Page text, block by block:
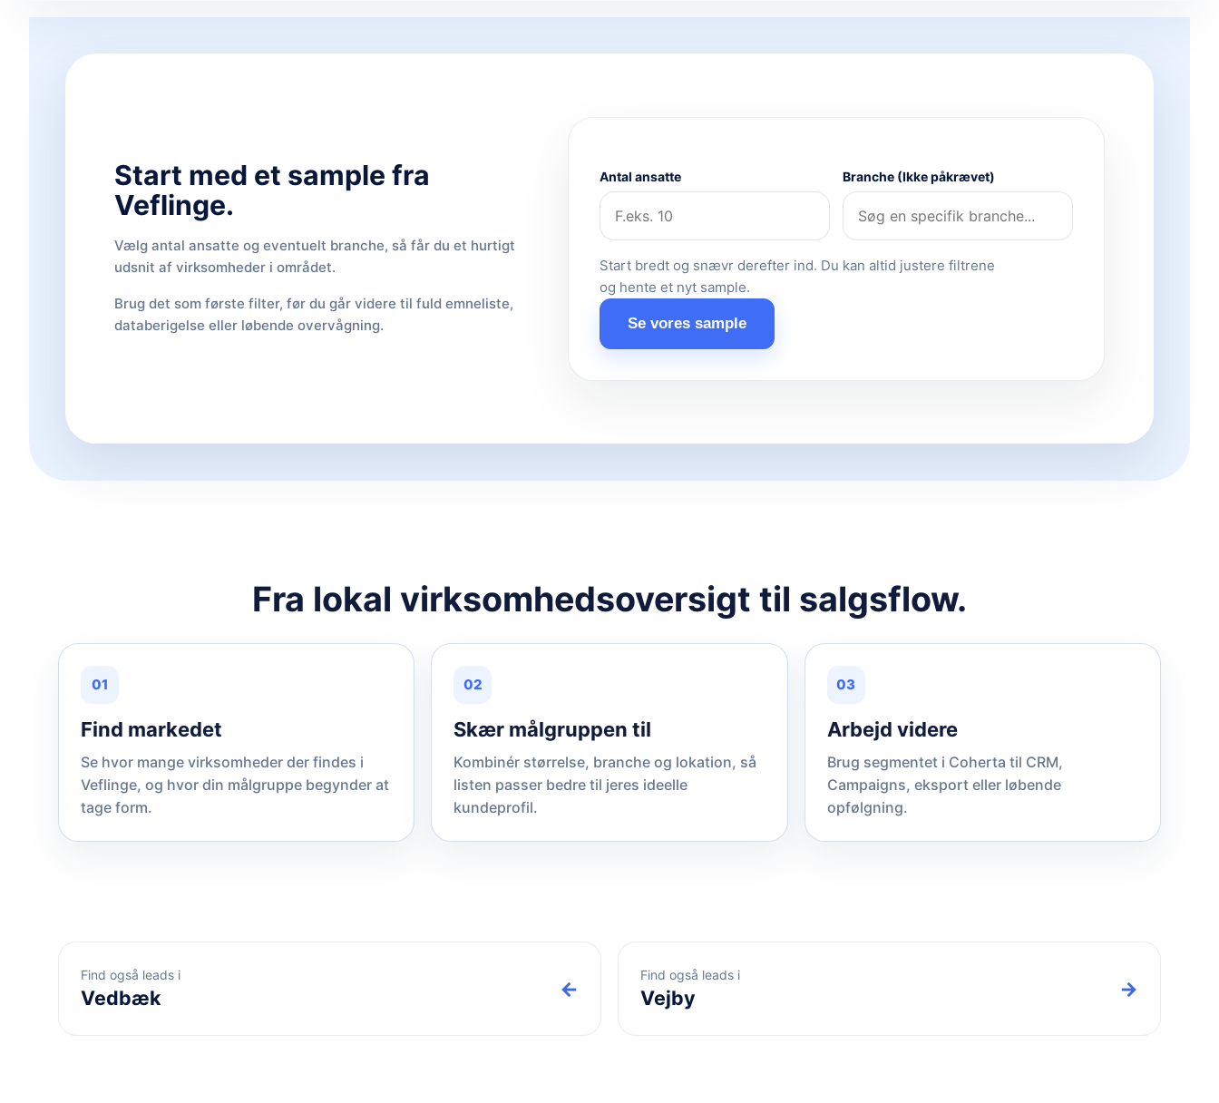
Start med et sample fra
Veflinge.
Vælg antal ansatte og eventuelt branche, så får du et hurtigt
udsnit af virksomheder i området.
Brug det som første filter, før du går videre til fuld emneliste,
databerigelse eller løbende overvågning.
Antal ansatte Branche (Ikke påkrævet)
Start bredt og snævr derefter ind. Du kan altid justere filtrene
og hente et nyt sample.
Se vores sample
Fra lokal virksomhedsoversigt til salgsflow.
01
Find markedet
Se hvor mange virksomheder der findes i
Veflinge, og hvor din målgruppe begynder at
tage form.
02
Skær målgruppen til
Kombinér størrelse, branche og lokation, så
listen passer bedre til jeres ideelle
kundeprofil.
03
Arbejd videre
Brug segmentet i Coherta til CRM,
Campaigns, eksport eller løbende
opfølgning.
Find også leads i
Vedbæk ←
Find også leads i
Vejby →